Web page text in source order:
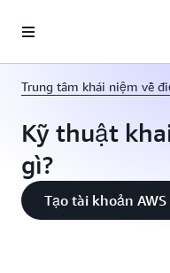
Trung tâm khái niệm về
Kỹ thuật
gì?
Tạo tài khoản AWS